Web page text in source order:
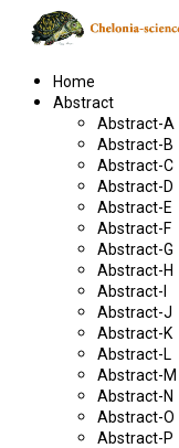
Home
Abstract
Abstract-A
Abstract-B
Abstract-C
Abstract-D
Abstract-E
Abstract-F
Abstract-G
Abstract-H
Abstract-I
Abstract-J
Abstract-K
Abstract-L
Abstract-M
Abstract-N
Abstract-O
Abstract-P